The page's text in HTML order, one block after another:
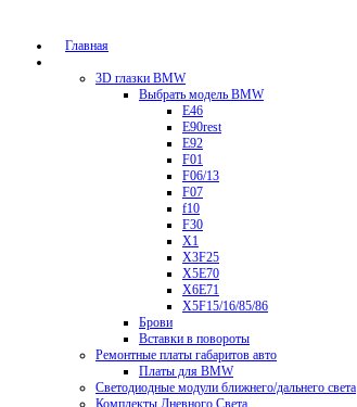
Главная
3D глазки BMW
Выбрать модель BMW
E46
E90rest
E92
F01
F06/13
F07
f10
F30
X1
X3F25
X5E70
X6E71
X5F15/16/85/86
Брови
Вставки в повороты
Ремонтные платы габаритов авто
Платы для BMW
Светодиодные модули ближнего/дальнего света
Комплекты Дневного Света